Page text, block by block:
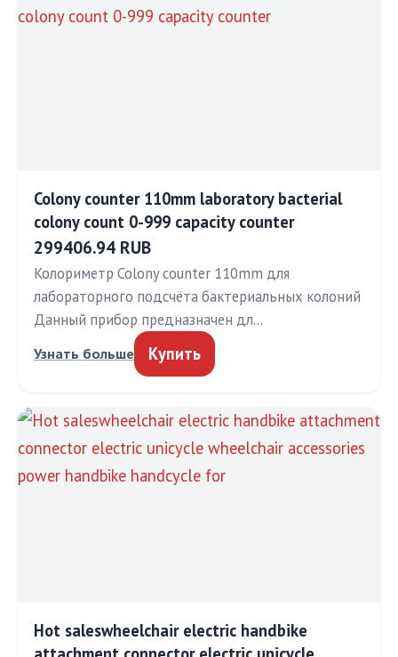
Colony counter 110mm laboratory bacterial
colony count 0-999 capacity counter
299406.94 RUB
Колориметр Colony counter 110mm для
лабораторного подсчёта бактериальных колоний
Данный прибор предназначен дл…
Узнать больше Купить
Hot saleswheelchair electric handbike